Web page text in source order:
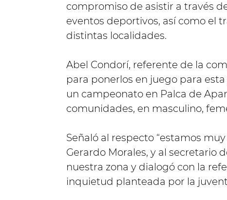
compromiso de asistir a través
eventos deportivos, así como el
distintas localidades.
Abel Condorí, referente de la
para ponerlos en juego para
un campeonato en Palca de
comunidades, en masculino,
Señaló al respecto “estamos
Gerardo Morales, y al secretario
nuestra zona y dialogó con la
inquietud planteada por la